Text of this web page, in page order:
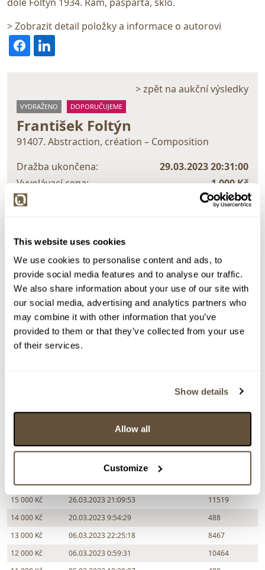
This website uses cookies
We use cookies to personalise content and ads, to
provide social media features and to analyse our traffic.
We also share information about your use of our site with
our social media, advertising and analytics partners who
may combine it with other information that you’ve
provided to them or that they’ve collected from your use
of their services.
Show details
Allow all
Customize
> Zobrazit detail položky a informace o autorovi
> zpět na aukční výsledky
VYDRAŽENO DOPORUČUJEME
František Foltýn
91407. Abstraction, création – Composition
Dražba ukončena:
29.03.2023 20:31:00
Vyvolávací cena:
1 000 Kč
vydraženo za:
23 000 Kč
Chcete prodat obraz od stejného autora?
> Zobrazit informaci jak prodat obraz v aukci
Částka
Přihodil
1394
20 000 Kč
29.03.2023 20:28:02
71
limit (29.03.2023 20:22:39)
18 000 Kč
29.03.2023 20:22:40
104
limit (29.03.2023 19:43:49)
16 000 Kč
29.03.2023 19:05:50
71
15 000 Kč
26.03.2023 21:09:53
11519
14 000 Kč
20.03.2023 9:54:29
488
13 000 Kč
06.03.2023 22:25:18
8467
12 000 Kč
06.03.2023 0:59:31
10464